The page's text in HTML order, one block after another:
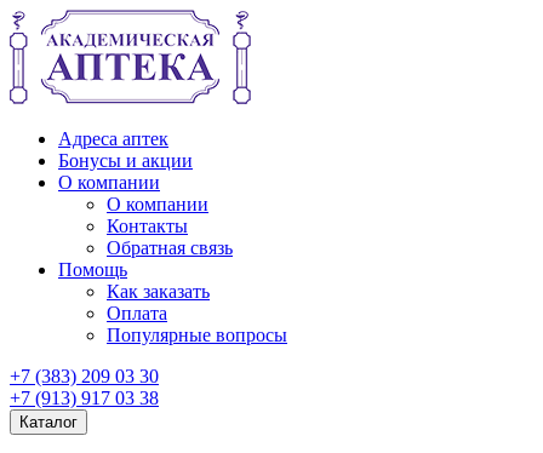
Адреса аптек
Бонусы и акции
О компании
О компании
Контакты
Обратная связь
Помощь
Как заказать
Оплата
Популярные вопросы
+7 (383) 209 03 30
+7 (913) 917 03 38
Каталог